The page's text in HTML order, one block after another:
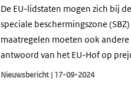
De EU-lidstaten mogen zich bij
speciale beschermingszone
maatregelen moeten ook
antwoord van het EU-Hof op
Nieuwsbericht | 17-09-2024